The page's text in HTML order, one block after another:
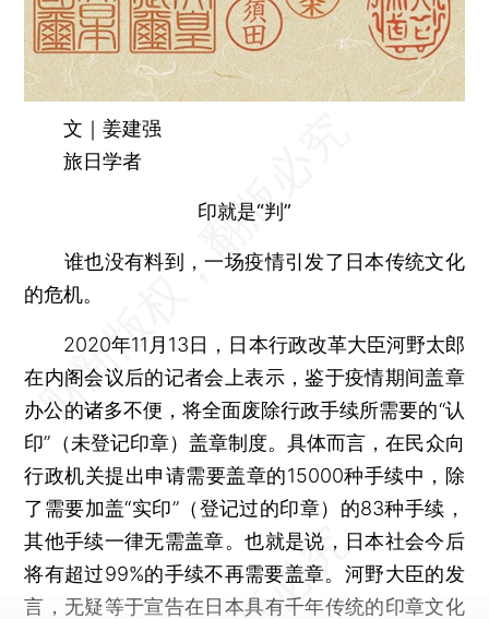
文｜姜建强
旅日学者
印就是“判”
谁也没有料到，一场疫情引发了日本传统文化
的危机。
2020年11月13日，日本行政改革大臣河野太郎
在内阁会议后的记者会上表示，鉴于疫情期间盖章
办公的诸多不便，将全面废除行政手续所需要的“认
印”（未登记印章）盖章制度。具体而言，在民众向
行政机关提出申请需要盖章的15000种手续中，除
了需要加盖“实印”（登记过的印章）的83种手续，
其他手续一律无需盖章。也就是说，日本社会今后
将有超过99%的手续不再需要盖章。河野大臣的发
言，无疑等于宣告在日本具有千年传统的印章文化